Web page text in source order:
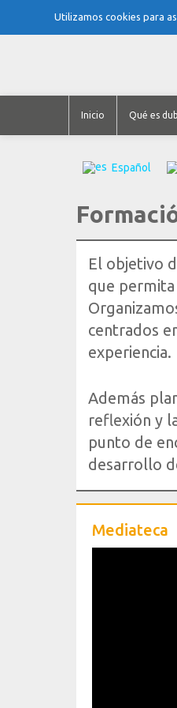
Inicio Qué es
Español
El objetivo
que
centrados
experiencia.
Además
reflexión y
punto de
desarrollo
Mediateca
Utilizamos cookies para